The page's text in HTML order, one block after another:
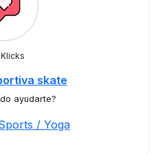
skate
ayudarte?
/ Yoga